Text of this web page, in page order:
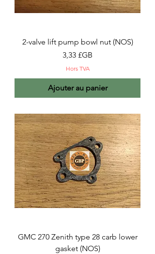
2-valve lift pump bowl nut (NOS)
Prix
3,33 £GB
Hors TVA
Ajouter au panier
GMC 270 Zenith type 28 carb lower
gasket (NOS)